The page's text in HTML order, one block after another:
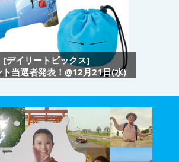
[デイリートピックス]
当選者発表！@12月21日(水)